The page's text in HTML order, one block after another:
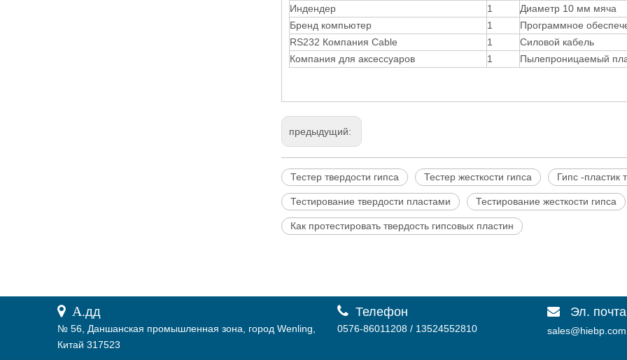
Индендер
1 Диаметр 10 мм мяча
Бренд компьютер
1 Программное
RS232 Компания Cable
1 Силовой кабель
Компания для аксессуаров
1 Пылепроницаемый
предыдущий:
Тестер твердости гипса Тестер жесткости гипса Гипс -пластик
Тестирование твердости пластами Тестирование жесткости гипса
Как протестировать твердость гипсовых пластин
 А.дд
№ 56, Даншанская промышленная зона, город Wenling,
Китай 317523
 Телефон
0576-86011208 / 13524552810
 Эл. почта
sales@hiebp.com